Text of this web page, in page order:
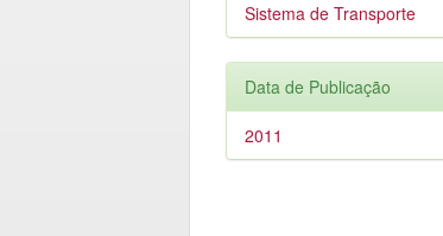
Sistema de Transporte
Data de Publicação
2011